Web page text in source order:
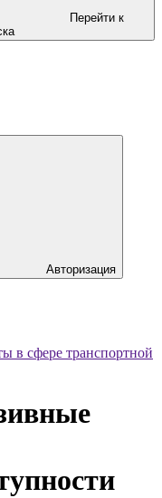
Перейти к
Авторизация
в сфере транспортной